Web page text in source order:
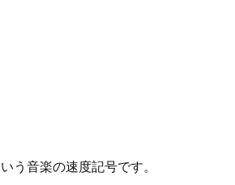
う音楽の速度記号です。